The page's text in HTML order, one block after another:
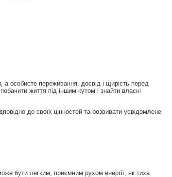
особисте переживання, досвід і щирість перед
життя під іншим кутом і знайти власні
до своїх цінностей та розвивати усвідомлене
бути легким, приємним рухом енергії, як тиха